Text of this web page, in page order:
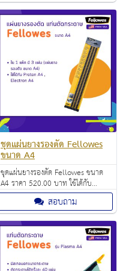
ชุดแผ่นยางรองตัด Fellowes
ขนาด A4
ชุดแผ่นยางรองตัด Fellowes ขนาด
A4 ราคา 520.00 บาท ใช้ได้กับ
Proton A4 , Electron A4
สอบถาม